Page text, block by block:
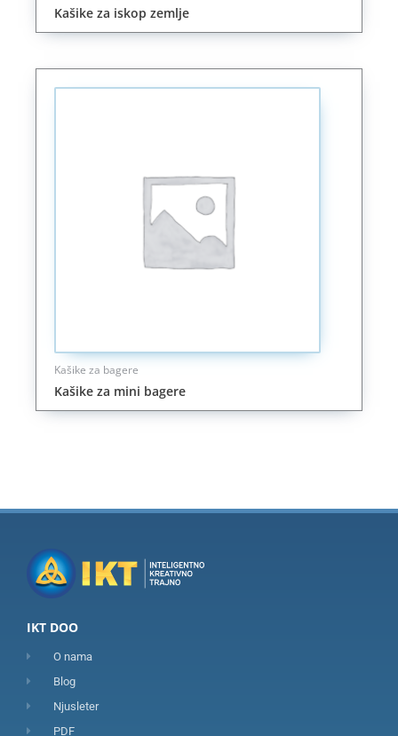
Kašike za iskop zemlje
Kašike za bagere
Kašike za mini bagere
IKT DOO
O nama
Blog
Njusleter
PDF